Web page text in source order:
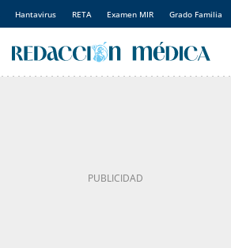
Hantavirus RETA Examen MIR Grado Familia